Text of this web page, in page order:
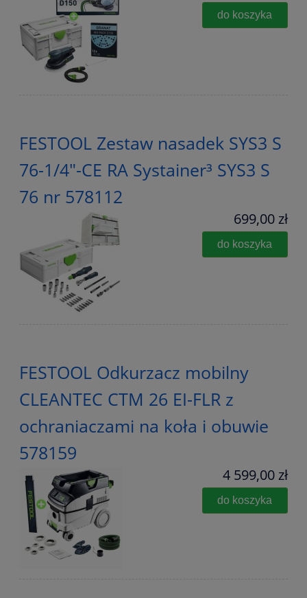
do koszyka
FESTOOL Zestaw nasadek SYS3 S
76-1/4"-CE RA Systainer³ SYS3 S
76 nr 578112
699,00 zł
do koszyka
FESTOOL Odkurzacz mobilny
CLEANTEC CTM 26 EI-FLR z
ochraniaczami na koła i obuwie
578159
4 599,00 zł
do koszyka